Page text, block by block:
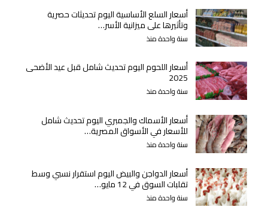
أسعار السلع الأساسية اليوم تحديثات حصرية
وتأثيرها على ميزانية الأسر…
سنة واحدة منذ
أسعار اللحوم اليوم تحديث شامل قبل عيد الأضحى
2025
سنة واحدة منذ
أسعار الأسماك والجمبري اليوم تحديث شامل
للأسعار في الأسواق المصرية…
سنة واحدة منذ
أسعار الدواجن والبيض اليوم استقرار نسبي وسط
تقلبات السوق في 12 مايو…
سنة واحدة منذ